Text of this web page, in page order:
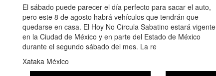
El sábado puede parecer el día perfecto para sacar el auto,
pero este 8 de agosto habrá vehículos que tendrán que
quedarse en casa. El Hoy No Circula Sabatino estará vigente
en la Ciudad de México y en parte del Estado de México
durante el segundo sábado del mes. La re
Xataka México